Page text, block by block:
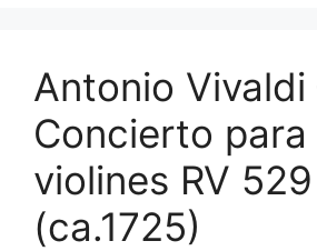
Antonio Vivaldi
Concierto para
violines RV 529
(ca.1725)